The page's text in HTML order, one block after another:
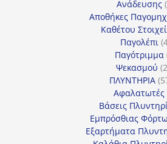
Ανάδευσης
Αποθήκες
Καθέτου
Παγολέπι
Παγότριμμα
Ψεκασμού
ΠΛΥΝΤΗΡΙΑ
Αφαλατωτές
Βάσεις
Εμπρόσθιας
Εξαρτήματα